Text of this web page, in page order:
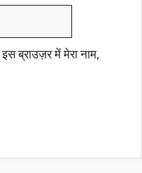
ब्राउज़र में मेरा नाम,